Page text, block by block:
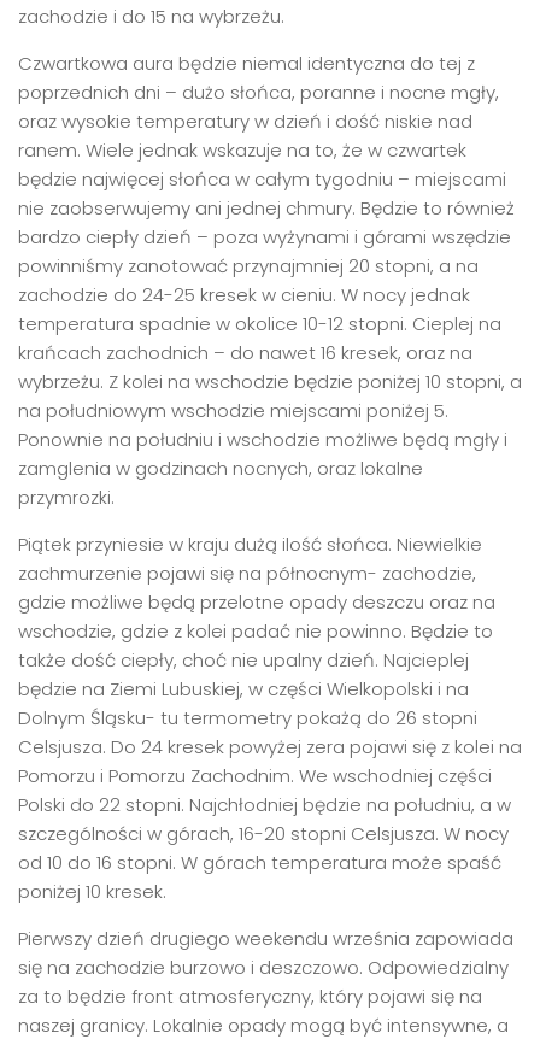
zachodzie i do 15 na wybrzeżu.
Czwartkowa aura będzie niemal identyczna do tej z
poprzednich dni – dużo słońca, poranne i nocne mgły,
oraz wysokie temperatury w dzień i dość niskie nad
ranem. Wiele jednak wskazuje na to, że w czwartek
będzie najwięcej słońca w całym tygodniu – miejscami
nie zaobserwujemy ani jednej chmury. Będzie to również
bardzo ciepły dzień – poza wyżynami i górami wszędzie
powinniśmy zanotować przynajmniej 20 stopni, a na
zachodzie do 24-25 kresek w cieniu. W nocy jednak
temperatura spadnie w okolice 10-12 stopni. Cieplej na
krańcach zachodnich – do nawet 16 kresek, oraz na
wybrzeżu. Z kolei na wschodzie będzie poniżej 10 stopni, a
na południowym wschodzie miejscami poniżej 5.
Ponownie na południu i wschodzie możliwe będą mgły i
zamglenia w godzinach nocnych, oraz lokalne
przymrozki.
Piątek przyniesie w kraju dużą ilość słońca. Niewielkie
zachmurzenie pojawi się na północnym- zachodzie,
gdzie możliwe będą przelotne opady deszczu oraz na
wschodzie, gdzie z kolei padać nie powinno. Będzie to
także dość ciepły, choć nie upalny dzień. Najcieplej
będzie na Ziemi Lubuskiej, w części Wielkopolski i na
Dolnym Śląsku- tu termometry pokażą do 26 stopni
Celsjusza. Do 24 kresek powyżej zera pojawi się z kolei na
Pomorzu i Pomorzu Zachodnim. We wschodniej części
Polski do 22 stopni. Najchłodniej będzie na południu, a w
szczególności w górach, 16-20 stopni Celsjusza. W nocy
od 10 do 16 stopni. W górach temperatura może spaść
poniżej 10 kresek.
Pierwszy dzień drugiego weekendu września zapowiada
się na zachodzie burzowo i deszczowo. Odpowiedzialny
za to będzie front atmosferyczny, który pojawi się na
naszej granicy. Lokalnie opady mogą być intensywne, a